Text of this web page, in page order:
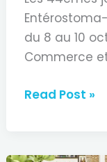
du 8 au 10
Commerce
44èmes
Infirmier(e)s
Read Post »